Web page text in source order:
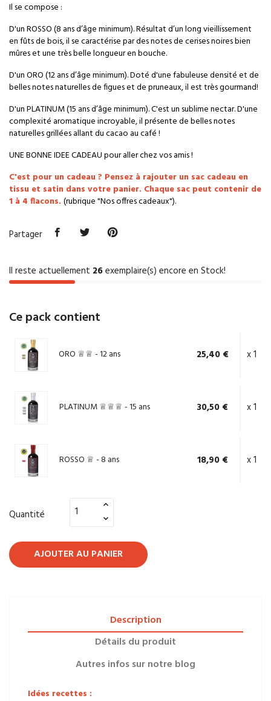
Il se compose :
D'un ROSSO (8 ans d’âge minimum). Résultat d’un long vieillissement
en fûts de bois, il se caractérise par des notes de cerises noires bien
mûres et une très belle longueur en bouche.
D'un ORO (12 ans d’âge minimum). Doté d'une fabuleuse densité et de
belles notes naturelles de figues et de pruneaux, il est très gourmand!
D'un PLATINUM (15 ans d’âge minimum).C'est un sublime nectar. D'une
complexité aromatique incroyable, il présente de belles notes
naturelles grillées allant du cacao au café !
UNE BONNE IDEE CADEAU pour aller chez vos amis !
C'est pour un cadeau ? Pensez à rajouter un sac cadeau en
tissu et satin dans votre panier. Chaque sac peut contenir de
1 à 4 flacons. (rubrique "Nos offres cadeaux").
Partager
Il reste actuellement 26exemplaire(s) encore en Stock!
Ce pack contient
ORO ♕♕ - 12 ans 25,40 € x 1
PLATINUM ♕♕♕ - 15 ans 30,50 € x 1
ROSSO ♕ - 8 ans 18,90 € x 1
Quantité
AJOUTER AU PANIER
Description
Détails du produit
Autres infos sur notre blog
Idées recettes :